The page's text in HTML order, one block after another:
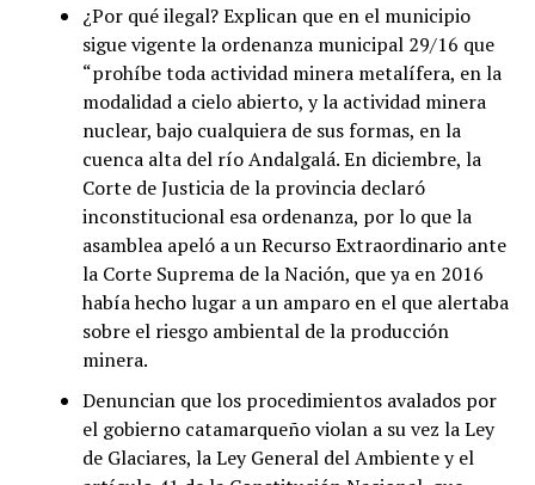
¿Por qué ilegal? Explican que en el municipio
sigue vigente la ordenanza municipal 29/16 que
“prohíbe toda actividad minera metalífera, en la
modalidad a cielo abierto, y la actividad minera
nuclear, bajo cualquiera de sus formas, en la
cuenca alta del río Andalgalá. En diciembre, la
Corte de Justicia de la provincia declaró
inconstitucional esa ordenanza, por lo que la
asamblea apeló a un Recurso Extraordinario ante
la Corte Suprema de la Nación, que ya en 2016
había hecho lugar a un amparo en el que alertaba
sobre el riesgo ambiental de la producción
minera.
Denuncian que los procedimientos avalados por
el gobierno catamarqueño violan a su vez la Ley
de Glaciares, la Ley General del Ambiente y el